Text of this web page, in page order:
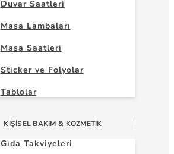
Duvar Saatleri
Masa Lambaları
Masa Saatleri
Sticker ve Folyolar
Tablolar
KIŞISEL BAKIM & KOZMETIK
Gıda Takviyeleri